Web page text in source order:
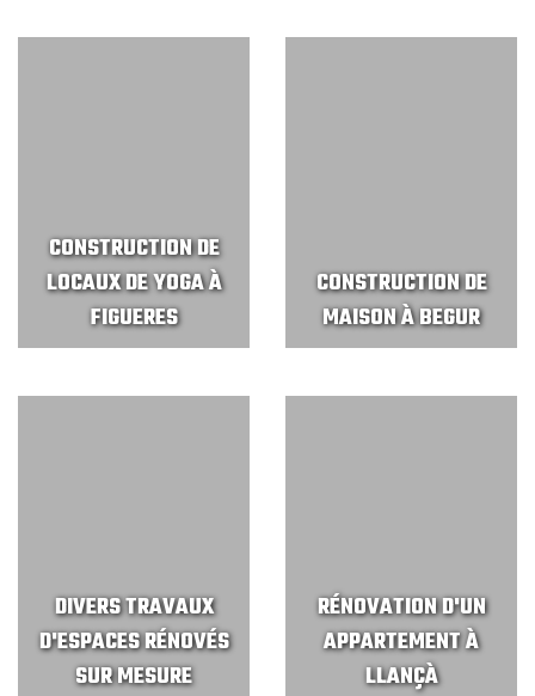
CONSTRUCTION DE
LOCAUX DE YOGA À
FIGUERES
CONSTRUCTION DE
MAISON À BEGUR
DIVERS TRAVAUX
D'ESPACES RÉNOVÉS
SUR MESURE
RÉNOVATION D'UN
APPARTEMENT À
LLANÇÀ